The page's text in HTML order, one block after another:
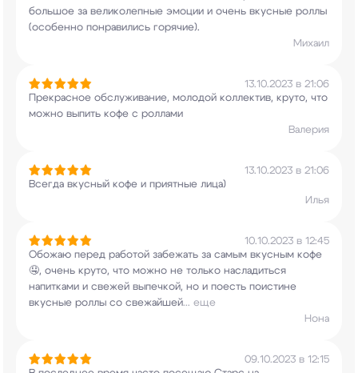
большое за великолепные эмоции и очень вкусные роллы
(особенно понравились горячие).
Михаил
13.10.2023 в 21:06
Прекрасное обслуживание, молодой коллектив, круто, что
можно выпить кофе с роллами
Валерия
13.10.2023 в 21:06
Всегда вкусный кофе и приятные лица)
Илья
10.10.2023 в 12:45
Обожаю перед работой забежать за самым вкусным кофе
🤤, очень круто, что можно не только насладиться
напитками и свежей выпечкой, но и поесть поистине
вкусные роллы со свежайшей... еще
Нона
09.10.2023 в 12:15